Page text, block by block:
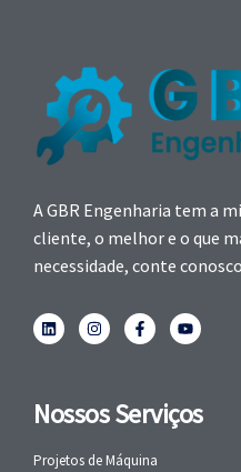
A GBR Engenharia tem a
cliente, o melhor e o que
necessidade, conte
Nossos Serviços
Projetos de Máquina